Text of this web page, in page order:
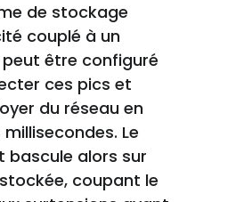
de stockage
couplé à un
être configuré
ces pics et
du réseau en
Le
bascule alors sur
stockée, coupant le